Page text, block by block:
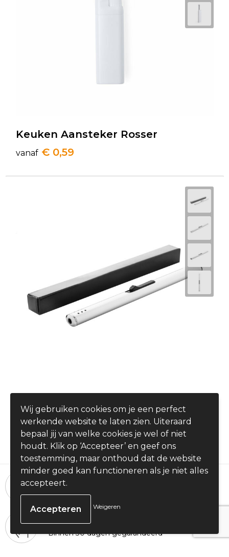
Keuken Aansteker Rosser
vanaf € 0,59
Longlight - keuken aansteker
vanaf € 2,95
24 uur per dag, 7 dagen per week
Bestellingen plaatsen
100% Tevredenheid
Binnen 30 dagen gegarandeerd
Wij gebruiken cookies om je een perfect
werkende website te laten zien. Uiteraard
bepaal jij van welke cookies je wel of niet
houdt. Klik op ‘Accepteer’ en geef ons
toestemming, maar onthoud dat de website
minder goed kan functioneren als je niet alles
accepteert.
Weigeren